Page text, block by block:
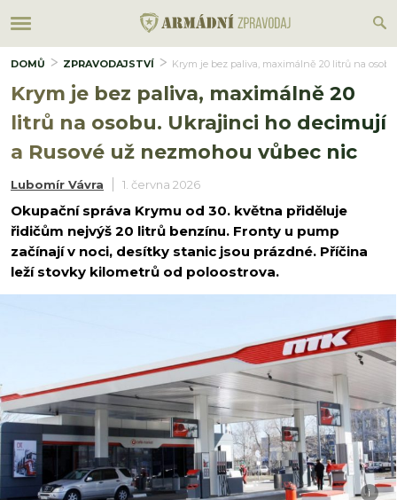
DOMŮ ZPRAVODAJSTVÍ Krym je bez paliva, maximálně 20 litrů na
Krym je bez paliva, maximálně 20
litrů na osobu. Ukrajinci ho decimují
a Rusové už nezmohou vůbec nic
Lubomír Vávra 1. června 2026
Okupační správa Krymu od 30. května přiděluje
řidičům nejvýš 20 litrů benzínu. Fronty u pump
začínají v noci, desítky stanic jsou prázdné. Příčina
leží stovky kilometrů od poloostrova.
i